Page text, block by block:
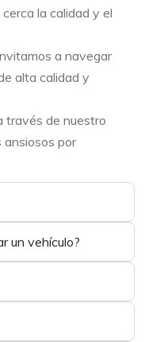
la calidad y el
a navegar
alta calidad y
través de nuestro
ansiosos por
un vehículo?